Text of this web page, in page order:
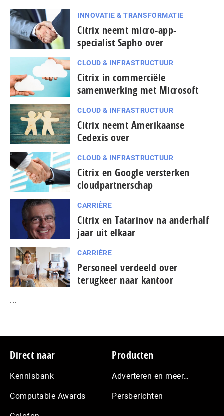
INNOVATIE & TRANSFORMATIE
Citrix neemt micro-app-
specialist Sapho over
CLOUD & INFRASTRUCTUUR
Citrix in commerciële
samenwerking met Microsoft
CLOUD & INFRASTRUCTUUR
Citrix neemt Amerikaanse
Cedexis over
CLOUD & INFRASTRUCTUUR
Citrix en Google versterken
cloudpartnerschap
CARRIÈRE
Citrix en Tatarinov na anderhalf
jaar uit elkaar
CARRIÈRE
Personeel verdeeld over
terugkeer naar kantoor
...
Footer
Direct naar
Kennisbank
Computable Awards
Producten
Adverteren en meer…
Persberichten